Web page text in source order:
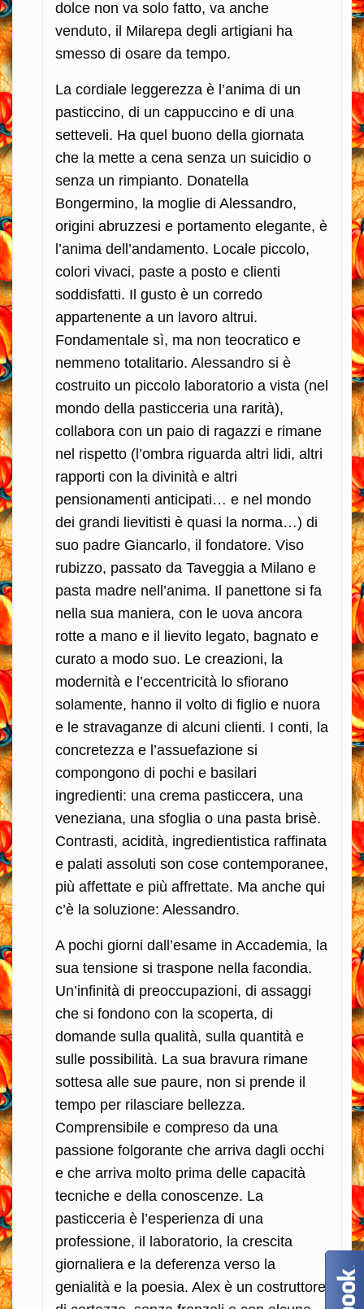
dolce non va solo fatto, va anche
venduto, il Milarepa degli artigiani ha
smesso di osare da tempo.
La cordiale leggerezza è l’anima di un
pasticcino, di un cappuccino e di una
setteveli. Ha quel buono della giornata
che la mette a cena senza un suicidio o
senza un rimpianto. Donatella
Bongermino, la moglie di Alessandro,
origini abruzzesi e portamento elegante, è
l’anima dell’andamento. Locale piccolo,
colori vivaci, paste a posto e clienti
soddisfatti. Il gusto è un corredo
appartenente a un lavoro altrui.
Fondamentale sì, ma non teocratico e
nemmeno totalitario. Alessandro si è
costruito un piccolo laboratorio a vista (nel
mondo della pasticceria una rarità),
collabora con un paio di ragazzi e rimane
nel rispetto (l’ombra riguarda altri lidi, altri
rapporti con la divinità e altri
pensionamenti anticipati… e nel mondo
dei grandi lievitisti è quasi la norma…) di
suo padre Giancarlo, il fondatore. Viso
rubizzo, passato da Taveggia a Milano e
pasta madre nell’anima. Il panettone si fa
nella sua maniera, con le uova ancora
rotte a mano e il lievito legato, bagnato e
curato a modo suo. Le creazioni, la
modernità e l’eccentricità lo sfiorano
solamente, hanno il volto di figlio e nuora
e le stravaganze di alcuni clienti. I conti, la
concretezza e l’assuefazione si
compongono di pochi e basilari
ingredienti: una crema pasticcera, una
veneziana, una sfoglia o una pasta brisè.
Contrasti, acidità, ingredientistica raffinata
e palati assoluti son cose contemporanee,
più affettate e più affrettate. Ma anche qui
c’è la soluzione: Alessandro.
A pochi giorni dall’esame in Accademia, la
sua tensione si traspone nella facondia.
Un’infinità di preoccupazioni, di assaggi
che si fondono con la scoperta, di
domande sulla qualità, sulla quantità e
sulle possibilità. La sua bravura rimane
sottesa alle sue paure, non si prende il
tempo per rilasciare bellezza.
Comprensibile e compreso da una
passione folgorante che arriva dagli occhi
e che arriva molto prima delle capacità
tecniche e della conoscenze. La
pasticceria è l’esperienza di una
professione, il laboratorio, la crescita
giornaliera e la deferenza verso la
genialità e la poesia. Alex è un costruttore